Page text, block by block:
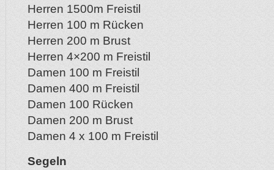
Herren 1500m Freistil
Herren 100 m Rücken
Herren 200 m Brust
Herren 4×200 m Freistil
Damen 100 m Freistil
Damen 400 m Freistil
Damen 100 Rücken
Damen 200 m Brust
Damen 4 x 100 m Freistil
Segeln